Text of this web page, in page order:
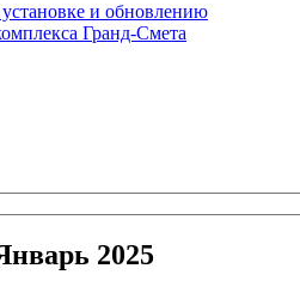
и обновлению
Гранд-Смета
2025